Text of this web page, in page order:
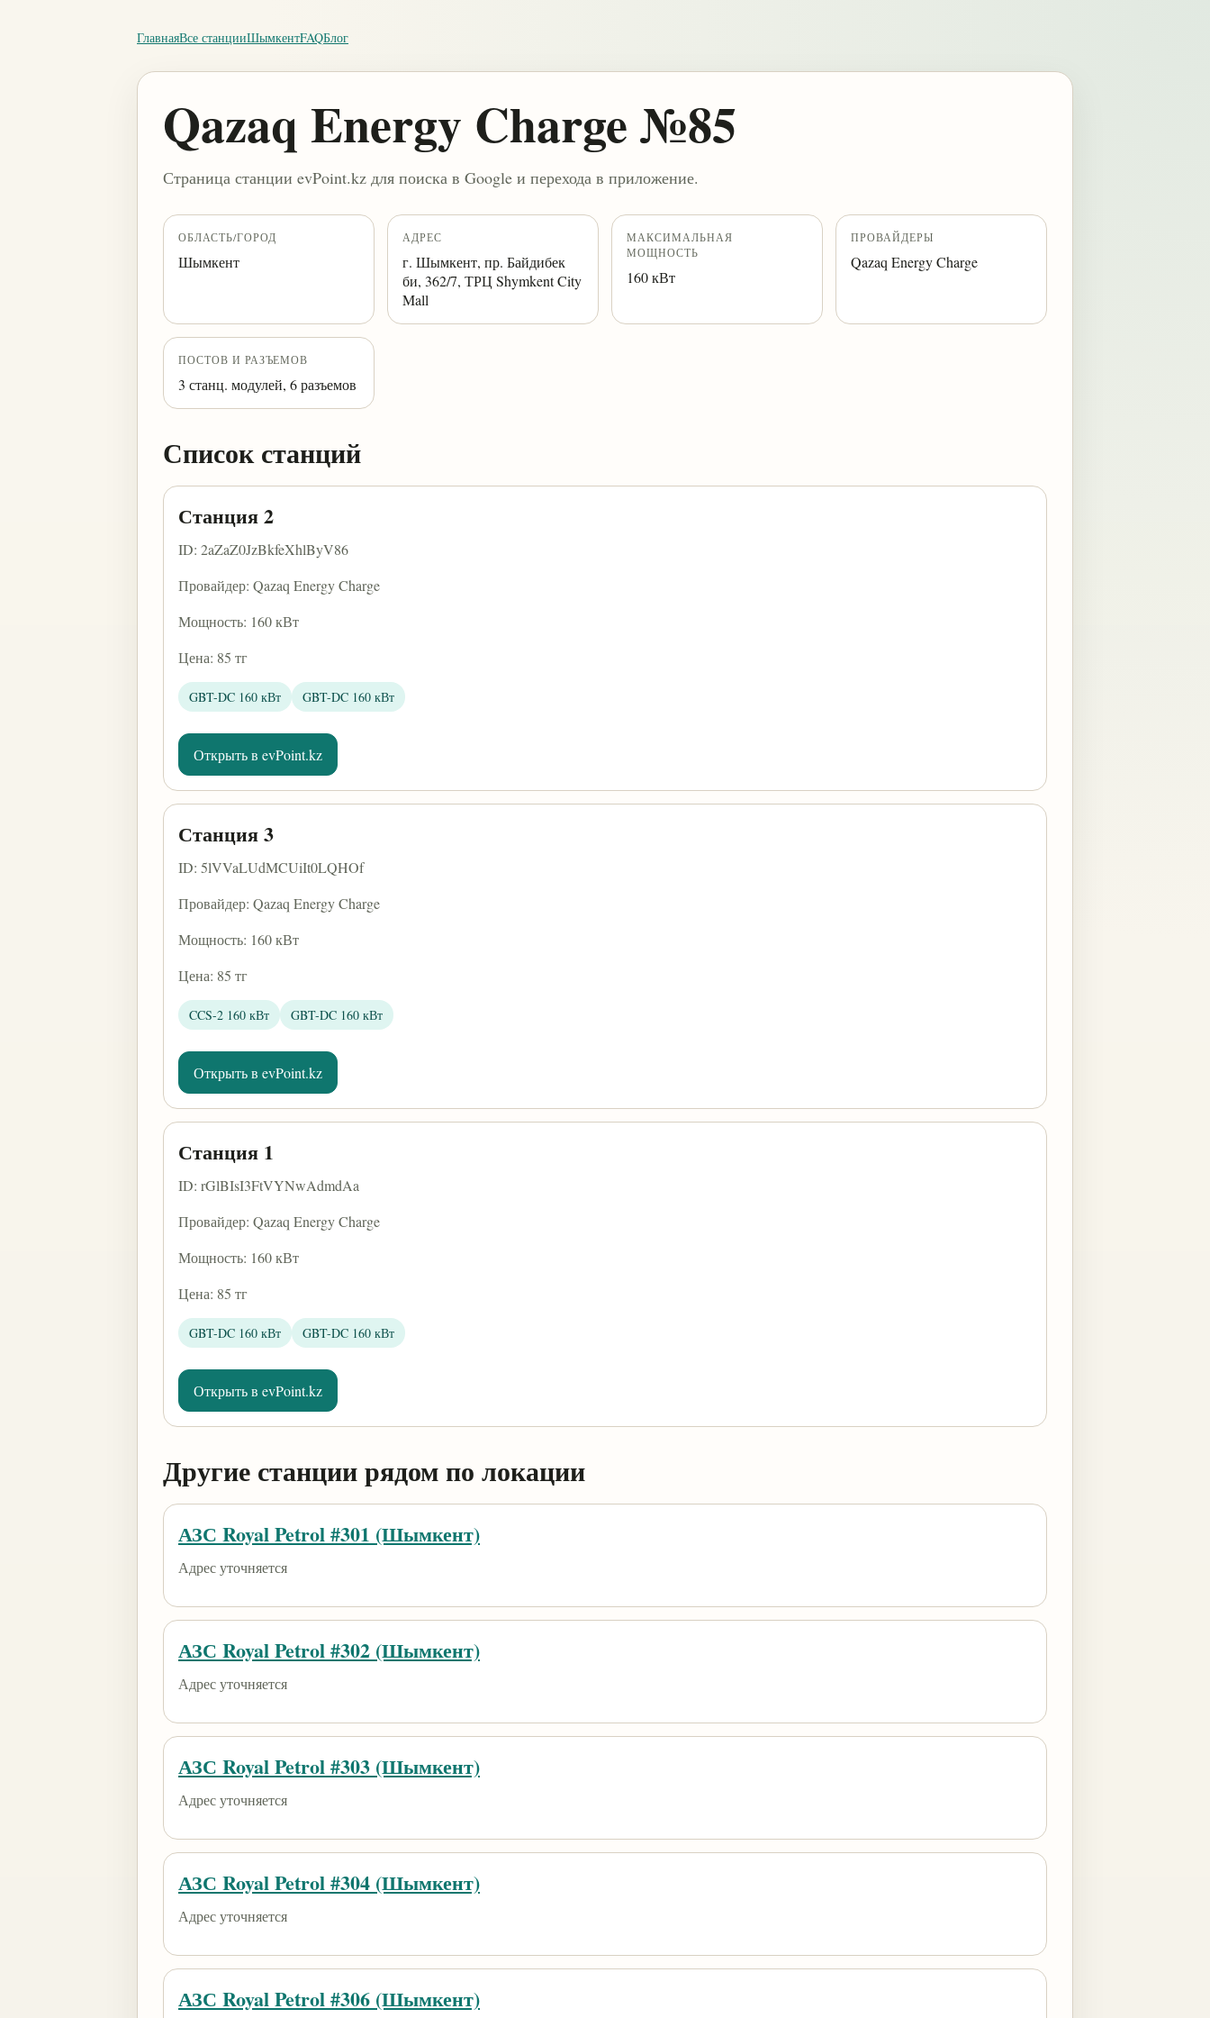
ГлавнаяВсе станцииШымкентFAQБлог
Qazaq Energy Charge №85
Страница станции evPoint.kz для поиска в Google и перехода в приложение.
ОБЛАСТЬ/ГОРОД
Шымкент
АДРЕС
г. Шымкент, пр. Байдибек
би, 362/7, ТРЦ Shymkent City
Mall
МАКСИМАЛЬНАЯ
МОЩНОСТЬ
160 кВт
ПРОВАЙДЕРЫ
Qazaq Energy Charge
ПОСТОВ И РАЗЪЕМОВ
3 станц. модулей, 6 разъемов
Список станций
Станция 2
ID: 2aZaZ0JzBkfeXhlByV86
Провайдер: Qazaq Energy Charge
Мощность: 160 кВт
Цена: 85 тг
GBT-DC 160 кВт GBT-DC 160 кВт
Открыть в evPoint.kz
Станция 3
ID: 5lVVaLUdMCUiIt0LQHOf
Провайдер: Qazaq Energy Charge
Мощность: 160 кВт
Цена: 85 тг
CCS-2 160 кВт GBT-DC 160 кВт
Открыть в evPoint.kz
Станция 1
ID: rGlBIsI3FtVYNwAdmdAa
Провайдер: Qazaq Energy Charge
Мощность: 160 кВт
Цена: 85 тг
GBT-DC 160 кВт GBT-DC 160 кВт
Открыть в evPoint.kz
Другие станции рядом по локации
АЗС Royal Petrol #301 (Шымкент)
Адрес уточняется
АЗС Royal Petrol #302 (Шымкент)
Адрес уточняется
АЗС Royal Petrol #303 (Шымкент)
Адрес уточняется
АЗС Royal Petrol #304 (Шымкент)
Адрес уточняется
АЗС Royal Petrol #306 (Шымкент)